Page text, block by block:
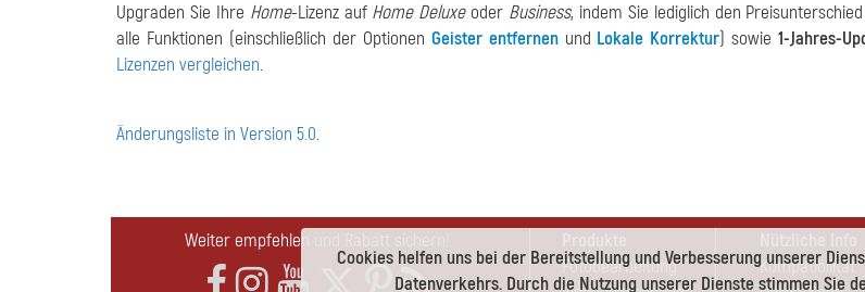
Cookies helfen uns bei der Bereitstellung und Verbesserung unserer
Datenverkehrs. Durch die Nutzung unserer Dienste stimmen Sie
Upgraden Sie Ihre Home-Lizenz auf Home Deluxeoder Business, indem Sie lediglich den
alle Funktionen (einschließlich der Optionen Geister entfernenund Lokale Korrektur) sowie1-Jahres-
Lizenzen vergleichen.
Änderungsliste in Version 5.0.
Weiter empfehlen und Rabatt sichern!
Fotobearbeitung
Kompatibilität